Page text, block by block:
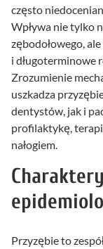
często
Wpływa nie tylko
zębodołowego,
i długoterminowe
Zrozumienie
uszkadza
dentystów, jak i
profilaktykę,
nałogiem.
Przyzębie to